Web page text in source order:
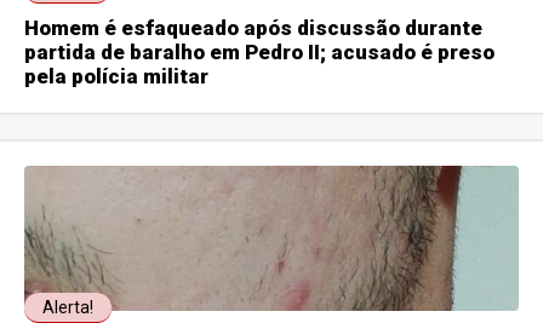
Homem é esfaqueado após discussão durante
partida de baralho em Pedro II; acusado é preso
pela polícia militar
Alerta!